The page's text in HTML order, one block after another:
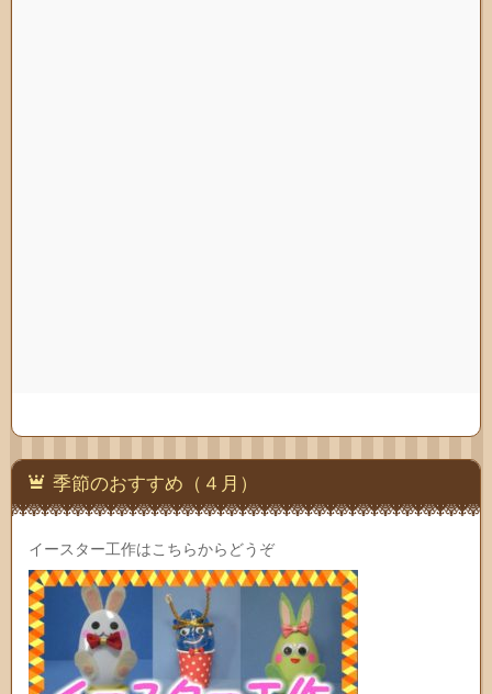
季節のおすすめ（４月）
イースター工作はこちらからどうぞ